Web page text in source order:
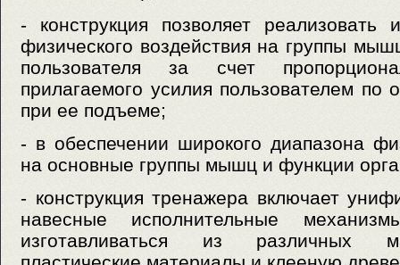
- конструкция позволяет реализовать
физического воздействия на группы
пользователя за счет
прилагаемого усилия пользователем по
при ее подъеме;
- в обеспечении широкого диапазона
на основные группы мышц и функции
- конструкция тренажера включает
навесные исполнительные
изготавливаться из различных